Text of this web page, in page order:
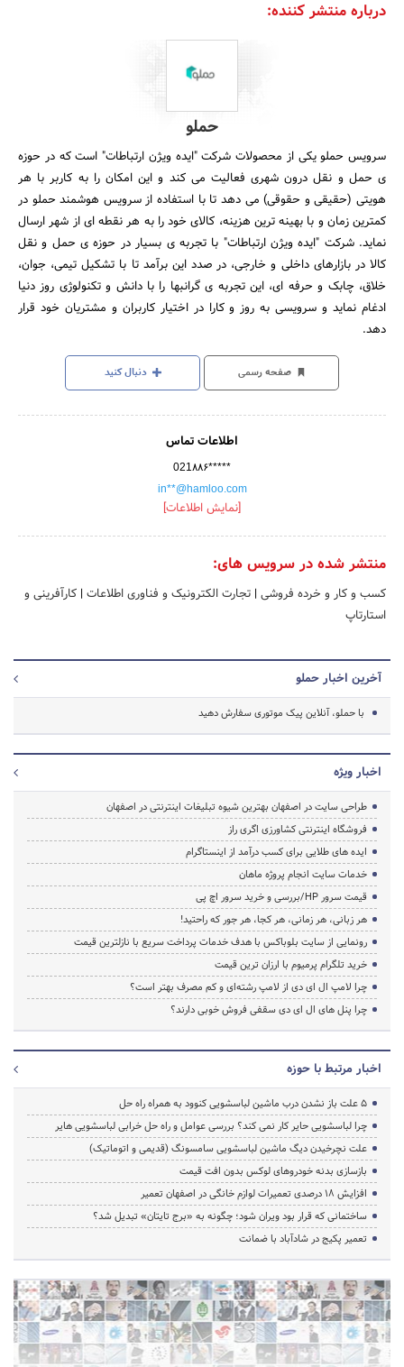
درباره منتشر کننده:
حملو
سرویس حملو یکی از محصولات شرکت "ایده ویژن ارتباطات" است که در حوزه
ی حمل و نقل درون شهری فعالیت می کند و این امکان را به کاربر با هر
هویتی (حقیقی و حقوقی) می دهد تا با استفاده از سرویس هوشمند حملو در
کمترین زمان و با بهینه ترین هزینه، کالای خود را به هر نقطه ای از شهر ارسال
نماید. شرکت "ایده ویژن ارتباطات" با تجربه ی بسیار در حوزه ی حمل و نقل
کالا در بازارهای داخلی و خارجی، در صدد این برآمد تا با تشکیل تیمی، جوان،
خلاق، چابک و حرفه ای، این تجربه ی گرانبها را با دانش و تکنولوژی روز دنیا
ادغام نماید و سرویسی به روز و کارا در اختیار کاربران و مشتریان خود قرار
دهد.
صفحه رسمی دنبال کنید
اطلاعات تماس
021۸۸۶*****
in**@hamloo.com
[نمایش اطلاعات]
منتشر شده در سرویس های:
کسب و کار و خرده فروشی | تجارت الکترونیک و فناوری اطلاعات | کارآفرینی و
استارتاپ
آخرین اخبار حملو
با حملو، آنلاین پیک موتوری سفارش دهید
اخبار ویژه
طراحی سایت در اصفهان بهترین شیوه تبلیغات اینترنتی در اصفهان
فروشگاه اینترنتی کشاورزی اگری راز
ایده های طلایی برای کسب درآمد از اینستاگرام
خدمات سایت انجام پروژه ماهان
قیمت سرور HP/بررسی و خرید سرور اچ پی
هر زبانی، هر زمانی، هر کجا، هر جور که راحتید!
رونمایی از سایت بلوباکس با هدف خدمات پرداخت سریع با نازلترین قیمت
خرید تلگرام پرمیوم با ارزان ترین قیمت
چرا لامپ ال ای دی از لامپ رشته‌ای و کم مصرف بهتر است؟
چرا پنل های ال ای دی سقفی فروش خوبی دارند؟
اخبار مرتبط با حوزه
5 علت باز نشدن درب ماشین لباسشویی کنوود به همراه راه حل
چرا لباسشویی حایر کار نمی کند؟ بررسی عوامل و راه حل خرابی لباسشویی هایر
علت نچرخیدن دیگ ماشین لباسشویی سامسونگ (قدیمی و اتوماتیک)
بازسازی بدنه خودروهای لوکس بدون افت قیمت
افزایش ۱۸ درصدی تعمیرات لوازم خانگی در اصفهان تعمیر
ساختمانی که قرار بود ویران شود؛ چگونه به «برج تایتان» تبدیل شد؟
تعمیر پکیج در شادآباد با ضمانت